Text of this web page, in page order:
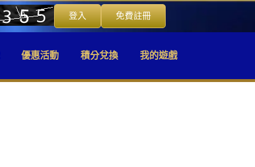
登入 免費註冊
優惠活動 積分兌換 我的遊戲